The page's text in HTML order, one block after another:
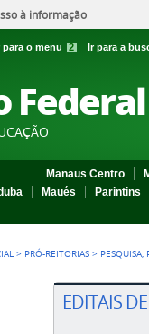
à informação
para o menu 2 Ir para a
Manaus Centro
Maués Parintins
> PRÓ-REITORIAS > PESQUISA,
EDITAIS